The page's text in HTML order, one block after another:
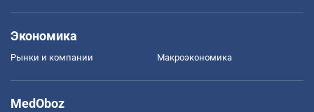
Экономика
Рынки и компании Mакроэкономика
MedOboz